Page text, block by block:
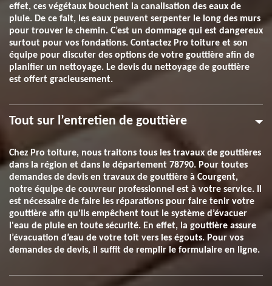
effet, ces végétaux bouchent la canalisation des eaux de
pluie. De ce fait, les eaux peuvent serpenter le long des murs
pour trouver le chemin. C’est un dommage qui est dangereux
surtout pour vos fondations. Contactez Pro toiture et son
équipe pour discuter des options de votre gouttière afin de
planifier un nettoyage. Le devis du nettoyage de gouttière
est offert gracieusement.
Tout sur l’entretien de gouttière
Chez Pro toiture, nous traitons tous les travaux de gouttières
dans la région et dans le département 78790. Pour toutes
demandes de devis en travaux de gouttière à Courgent,
notre équipe de couvreur professionnel est à votre service. Il
est nécessaire de faire les réparations pour faire tenir votre
gouttière afin qu'ils empêchent tout le système d’évacuer
l'eau de pluie en toute sécurité. En effet, la gouttière assure
l’évacuation d’eau de votre toit vers les égouts. Pour vos
demandes de devis, il suffit de remplir le formulaire en ligne.